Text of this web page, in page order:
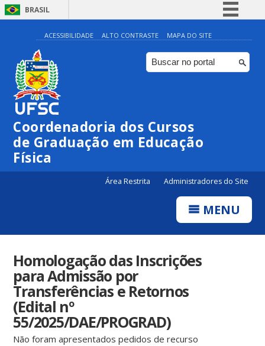
BRASIL
Simplifique!
Comunica BR
Participe
Canais
ACESSIBILIDADE ALTO CONTRASTE MAPA DO SITE
Coordenadoria dos Cursos
de Graduação em Educação
Física
Área Restrita Administradores do Site
MENU
Homologação das Inscrições
para Admissão por
Transferências e Retornos
(Edital nº
55/2025/DAE/PROGRAD)
Não foram apresentados pedidos de recurso